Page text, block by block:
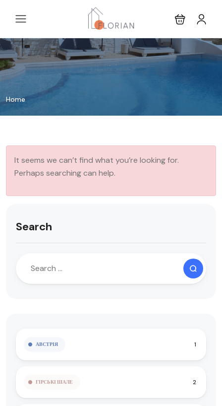
Home
It seems we can’t find what you’re looking for.
Perhaps searching can help.
Search
АВСТРІЯ 1
ГІРСЬКІ ШАЛЕ 2